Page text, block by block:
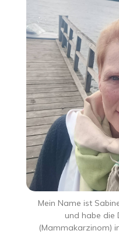
Mein Name ist
und habe die
(Mammakarzinom)